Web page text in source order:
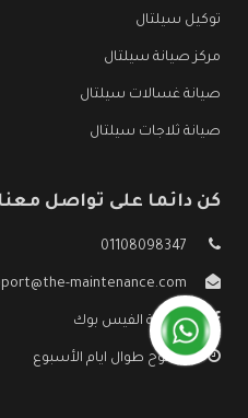
توكيل سيلتال
مركز صيانة سيلتال
صيانة غسالات سيلتال
صيانة ثلاجات سيلتال
كن دائما على تواصل
01108098347
maintenance.com
صفحة الفيس بوك
مفتوح طوال ايام الأسبوع